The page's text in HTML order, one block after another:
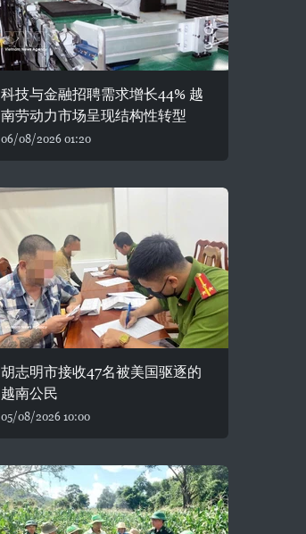
科技与金融招聘需求增长44% 越
南劳动力市场呈现结构性转型
06/08/2026 01:20
胡志明市接收47名被美国驱逐的
越南公民
05/08/2026 10:00